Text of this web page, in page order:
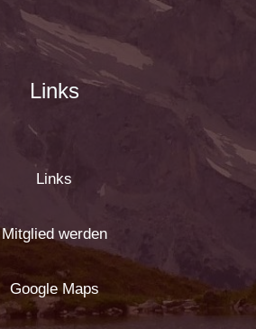
Links
Links
Mitglied werden
Google Maps